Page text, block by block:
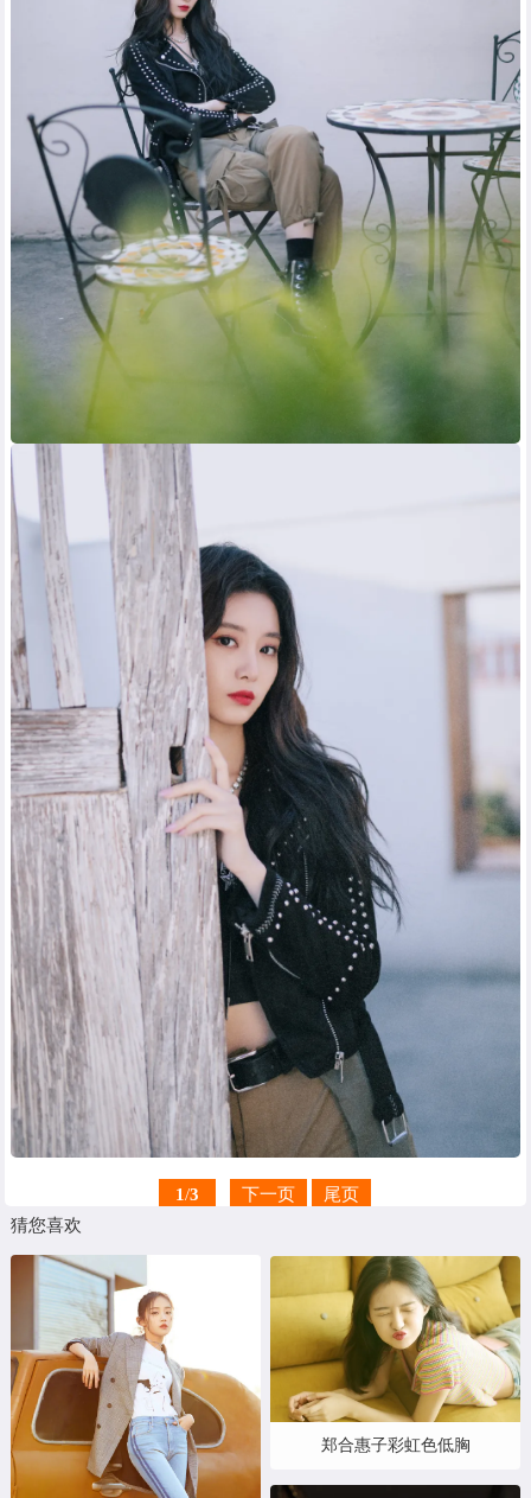
1/3 下一页
尾页
猜您喜欢
郑合惠子彩虹色低胸